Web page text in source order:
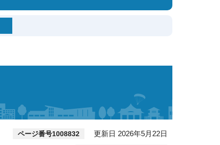
ページ番号1008832 更新日 2026年5月22日